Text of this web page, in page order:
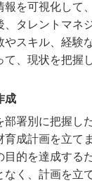
報を可視化して
、タレントマネ
やスキル、経験
て、現状を把握
成
部署別に把握し
育成計画を立て
目的を達成する
なく、計画を立